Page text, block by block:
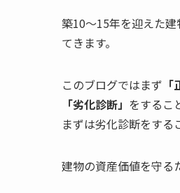
築10〜15年を迎えた
てきます。
このブログではまず
「劣化診断」 をするこ
まずは劣化診断をす
建物の資産価値を守る